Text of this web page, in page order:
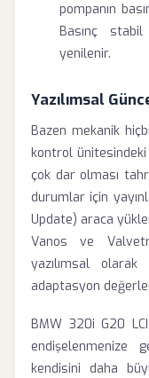
pompanın
Basınç
yenilenir.
Yazılımsal
Bazen mekanik
kontrol ünitesindeki
çok dar olması
durumlar için
Update) araca
Vanos ve
yazılımsal
adaptasyon
BMW 320i G20 LCI
endişelenmenize
kendisini daha